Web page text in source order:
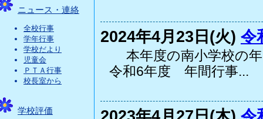
ニュース・連絡
全校行事
学年行事
学校だより
児童会
ＰＴＡ行事
校長室から
学校評価
2024年4月23日(火) 令
本年度の南小学校の
令和6年度 年間行事...